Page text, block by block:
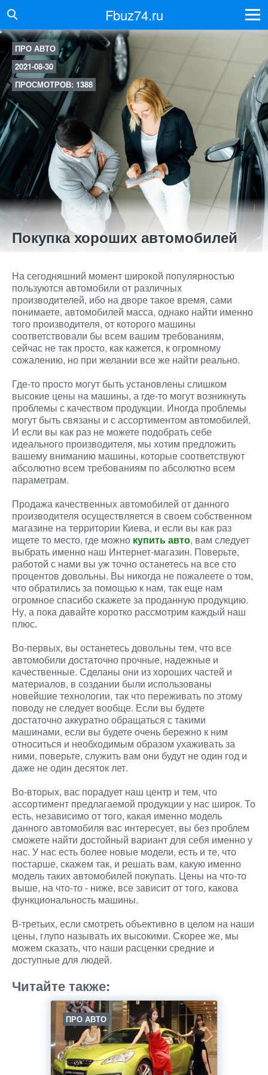
Fbuz74.ru
ПРО АВТО
2021-08-30
ПРОСМОТРОВ: 1388
Покупка хороших автомобилей
На сегодняшний момент широкой популярностью
пользуются автомобили от различных
производителей, ибо на дворе такое время, сами
понимаете, автомобилей масса, однако найти именно
того производителя, от которого машины
соответствовали бы всем вашим требованиям,
сейчас не так просто, как кажется, к огромному
сожалению, но при желании все же найти реально.
Где-то просто могут быть установлены слишком
высокие цены на машины, а где-то могут возникнуть
проблемы с качеством продукции. Иногда проблемы
могут быть связаны и с ассортиментом автомобилей.
И если вы как раз не можете подобрать себе
идеального производителя, мы хотим предложить
вашему вниманию машины, которые соответствуют
абсолютно всем требованиям по абсолютно всем
параметрам.
Продажа качественных автомобилей от данного
производителя осуществляется в своем собственном
магазине на территории Киева, и если вы как раз
ищете то место, где можно купить авто, вам следует
выбрать именно наш Интернет-магазин. Поверьте,
работой с нами вы уж точно останетесь на все сто
процентов довольны. Вы никогда не пожалеете о том,
что обратились за помощью к нам, так еще нам
огромное спасибо скажете за проданную продукцию.
Ну, а пока давайте коротко рассмотрим каждый наш
плюс.
Во-первых, вы останетесь довольны тем, что все
автомобили достаточно прочные, надежные и
качественные. Сделаны они из хороших частей и
материалов, в создании были использованы
новейшие технологии, так что переживать по этому
поводу не следует вообще. Если вы будете
достаточно аккуратно обращаться с такими
машинами, если вы будете очень бережно к ним
относиться и необходимым образом ухаживать за
ними, поверьте, служить вам они будут не один год и
даже не один десяток лет.
Во-вторых, вас порадует наш центр и тем, что
ассортимент предлагаемой продукции у нас широк. То
есть, независимо от того, какая именно модель
данного автомобиля вас интересует, вы без проблем
сможете найти достойный вариант для себя именно у
нас. У нас есть более новые модели, есть и те, что
постарше, скажем так, и решать вам, какую именно
модель таких автомобилей покупать. Цены на что-то
выше, на что-то - ниже, все зависит от того, какова
функциональность машины.
В-третьих, если смотреть объективно в целом на наши
цены, глупо называть их высокими. Скорее же, мы
можем сказать, что наши расценки средние и
доступные для людей.
Читайте также:
ПРО АВТО